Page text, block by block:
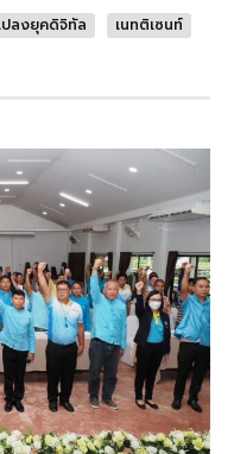
ปลงยุคดิจิทัล
เนทติเซนท์